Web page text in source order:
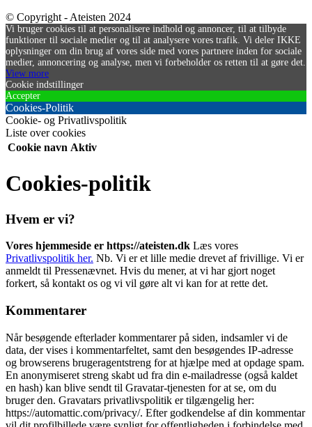
© Copyright - Ateisten 2024
Vi bruger cookies til at personalisere indhold og annoncer, til at tilbyde
funktioner til sociale medier og til at analysere vores trafik. Vi deler IKKE
oplysninger om din brug af vores side med vores partnere inden for sociale
medier, annoncering og analyse, men vi forbeholder os retten til at gøre det.
View more
Cookie indstillinger
Accepter
Cookies-Politik
Cookie- og Privatlivspolitik
Liste over cookies
Cookie navn Aktiv
Cookies-politik
Hvem er vi?
Vores hjemmeside er https://ateisten.dk Læs vores
Privatlivspolitik her. Nb. Vi er et lille medie drevet af frivillige. Vi er
anmeldt til Pressenævnet. Hvis du mener, at vi har gjort noget
forkert, så kontakt os og vi vil gøre alt vi kan for at rette det.
Kommentarer
Når besøgende efterlader kommentarer på siden, indsamler vi de
data, der vises i kommentarfeltet, samt den besøgendes IP-adresse
og browserens brugeragentstreng for at hjælpe med at opdage spam.
En anonymiseret streng skabt ud fra din e-mailadresse (også kaldet
en hash) kan blive sendt til Gravatar-tjenesten for at se, om du
bruger den. Gravatars privatlivspolitik er tilgængelig her:
https://automattic.com/privacy/. Efter godkendelse af din kommentar